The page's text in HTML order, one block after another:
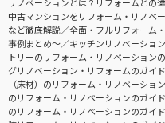
リノベーションとは？リフォームとの
中古マンションをリフォーム・リノベ
など徹底解説
全面・フルリフォーム
事例まとめ〜
キッチンリノベーショ
トリーのリフォーム・リノベーション
グリノベーション・リフォームのガイ
（床材）のリフォーム・リノベーシ
のリフォーム・リノベーションのガイ
のリフォーム・リノベーションのガイ